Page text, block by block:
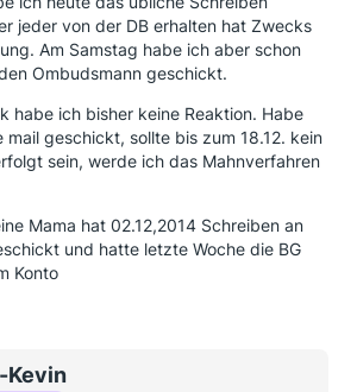
jeder von der DB erhalten hat Zwecks
Am Samstag habe ich aber schon
Ombudsmann geschickt.
habe ich bisher keine Reaktion. Habe
mail geschickt, sollte bis zum 18.12. kein
sein, werde ich das Mahnverfahren
Mama hat 02.12,2014 Schreiben an
und hatte letzte Woche die BG
Konto
Kevin